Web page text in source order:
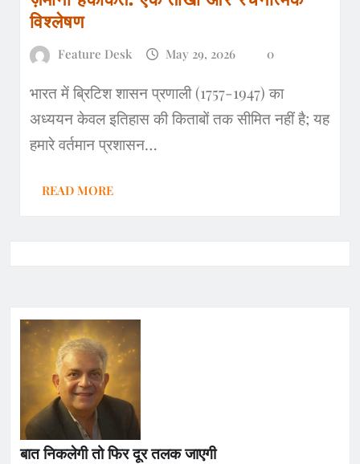
विश्लेषण
Feature Desk May 29, 2026 0
भारत में ब्रिटिश शासन प्रणाली (1757-1947) का
अध्ययन केवल इतिहास की किताबों तक सीमित नहीं है; यह
हमारे वर्तमान प्रशासन…
READ MORE
बात निकलेगी तो फिर दूर तलक जाएगी